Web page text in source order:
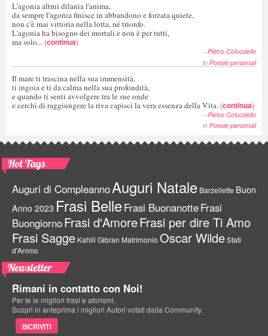
L'agonia altrui dilania l'anima,
da sempre l'agonia finisce in abbandono e forzata quiete,
non c'è mai vittoria nella lotta, né trionfo.
L'agonia ha bisogno dei mortali e non è per tutti,
ma solo... (continua)
--Pietro Colucciello
in Poesie personali
Il mare ti trascina nella sua immensità,
ti ingoia e ti da calma nella sua profondità,
e quando ti senti avvolgere tra le sue onde
e cerchi di raggiungere la riva capisci la vera essenza della Vita. (continua)
--Pietro Colucciello
in Poesie personali
Hot Tags
Auguri di CompleannoAuguri Natale Barzellette Buon
Anno 2023 Frasi BelleFrasi BuonanotteFrasi
BuongiornoFrasi d'AmoreFrasi per dire Ti Amo
Frasi Sagge Kahlil Gibran Matrimonio Oscar WildeStati
d'Animo
Newsletter
Rimani in contatto con Noi!
Per te le migliori frasi e aforismi.
Scopri in anteprima i migliori Autori votati dalla Community.
ISCRIVITI